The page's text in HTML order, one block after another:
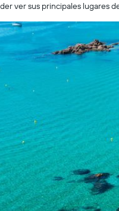
ver sus principales lugares